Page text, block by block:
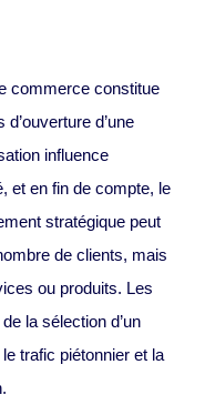
commerce constitue
d’une
influence
et en fin de compte, le
stratégique peut
de clients, mais
ou produits. Les
la sélection d’un
trafic piétonnier et la